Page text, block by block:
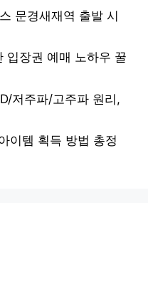
문경새재역 출발 시
입장권 예매 노하우 꿀
저주파/고주파 원리,
이템 획득 방법 총정